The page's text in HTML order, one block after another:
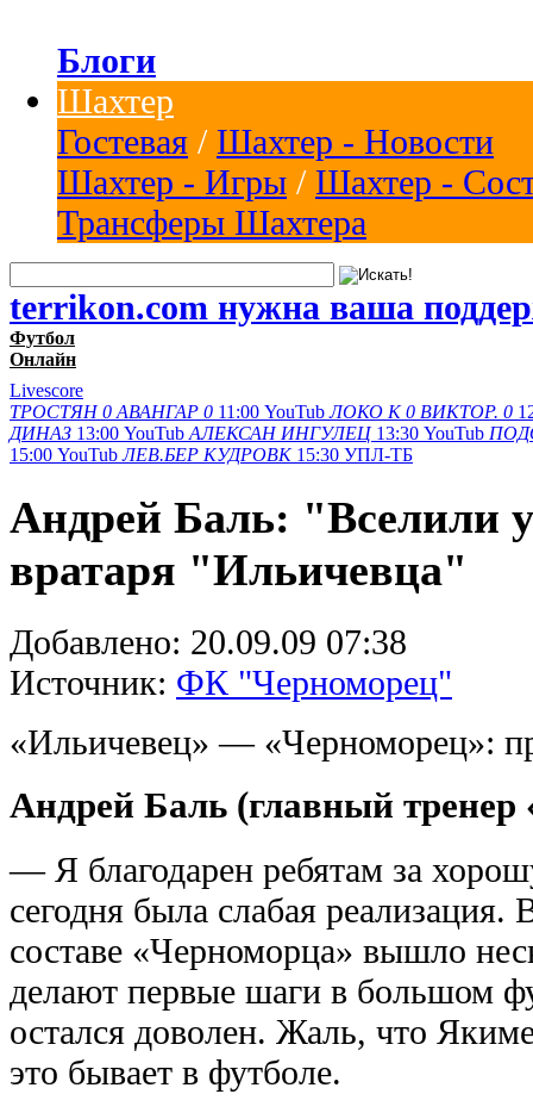
Блоги
Шахтер
Гостевая / Шахтер - Новости
Шахтер - Игры / Шахтер -
Трансферы Шахтера
terrikon.com нужна ваша
Футбол
Онлайн
Livescore
ТРОСТЯН 0 АВАНГАР 0 11:00 YouTub ЛОКО К 0 ВИКТОР. 0
ДИНАЗ 13:00 YouTub АЛЕКСАН ИНГУЛЕЦ 13:30 YouTub
15:00 YouTub ЛЕВ.БЕР КУДРОВК 15:30 УПЛ-ТБ
Андрей Баль: "Вселили
вратаря "Ильичевца"
Добавлено: 20.09.09 07:38
Источник: ФК "Черноморец"
«Ильичевец» — «Черноморец»:
Андрей Баль (главный
— Я благодарен ребятам за
сегодня была слабая
составе «Черноморца» вышло
делают первые шаги в большом
остался доволен. Жаль, что
это бывает в футболе.